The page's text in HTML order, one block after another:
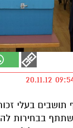
מ 150 אלף תושבים
להשתתף בבחירות